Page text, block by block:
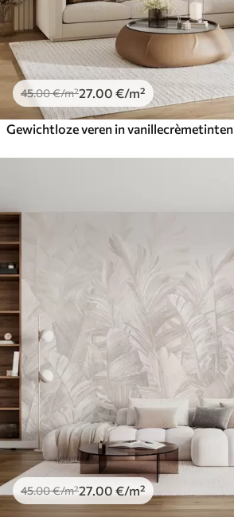
45.00€/m²27 .00 €/m²
Gewichtloze veren in vanillecrèmetinten
45.00€/m²27 .00 €/m²